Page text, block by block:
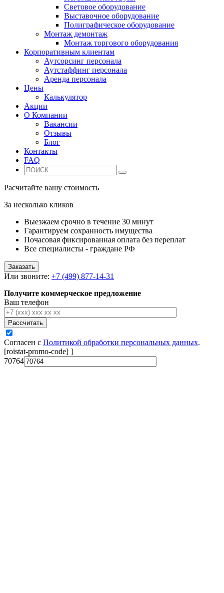
Световое оборудование
Выставочное оборудование
Полиграфическое оборудование
Монтаж демонтаж
Монтаж торгового оборудования
Корпоративным клиентам
Аутсорсинг персонала
Аутстаффинг персонала
Аренда персонала
Цены
Калькулятор
Акции
О Компании
Вакансии
Отзывы
Блог
Контакты
FAQ
Расчитайте вашу стоимость
За несколько кликов
Выезжаем срочно в течение 30 минут
Гарантируем сохранность имущества
Почасовая фиксированная оплата без переплат
Все специалисты - граждане РФ
Заказать
Или звоните: +7 (499) 877-14-31
Получите коммерческое предложение
Ваш телефон
Рассчитать
Согласен с Политикой обработки персональных данных.
[roistat-promo-code] ]
70764